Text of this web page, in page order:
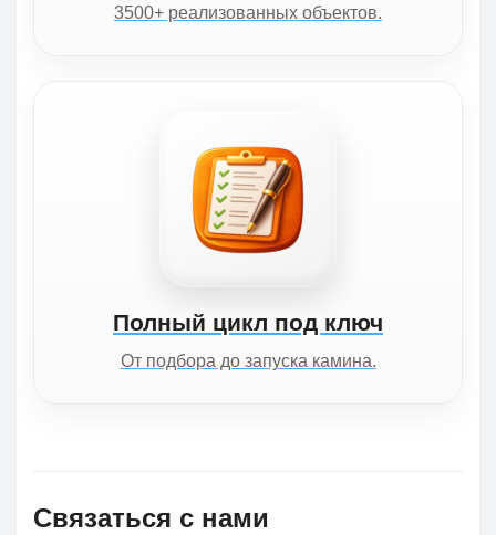
3500+ реализованных объектов.
Полный цикл под ключ
От подбора до запуска камина.
Связаться с нами